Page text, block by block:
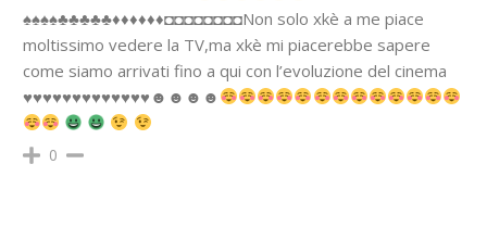
♠♠♠♠♣♣♣♣♣♦♦♦♦♦♦◘◘◘◘◘◘◘◘Non solo xkè a me piace
moltissimo vedere la TV,ma xkè mi piacerebbe sapere
come siamo arrivati fino a qui con l’evoluzione del cinema
♥♥♥♥♥♥♥♥♥♥♥♥♥ ☻☻☻☻
0